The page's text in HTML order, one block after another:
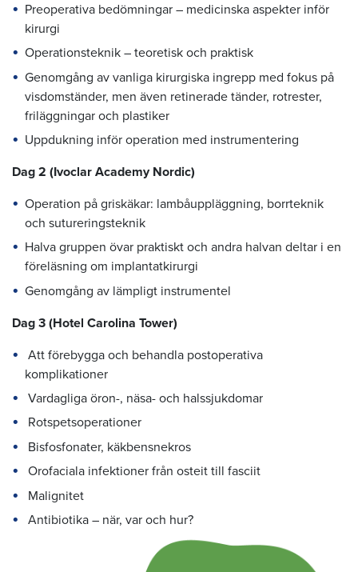
Preoperativa bedömningar – medicinska aspekter inför
kirurgi
Operationsteknik – teoretisk och praktisk
Genomgång av vanliga kirurgiska ingrepp med fokus på
visdomständer, men även retinerade tänder, rotrester,
friläggningar och plastiker
Uppdukning inför operation med instrumentering
Dag 2 (Ivoclar Academy Nordic)
Operation på griskäkar: lambåuppläggning, borrteknik
och sutureringsteknik
Halva gruppen övar praktiskt och andra halvan deltar i en
föreläsning om implantatkirurgi
Genomgång av lämpligt instrumentel
Dag 3 (Hotel Carolina Tower)
Att förebygga och behandla postoperativa
komplikationer
Vardagliga öron-, näsa- och halssjukdomar
Rotspetsoperationer
Bisfosfonater, käkbensnekros
Orofaciala infektioner från osteit till fasciit
Malignitet
Antibiotika – när, var och hur?